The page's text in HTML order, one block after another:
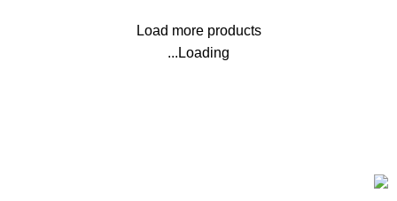
Load more products
Loading...